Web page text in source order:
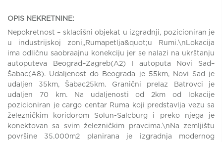
OPIS NEKRETNINE:
Nepokretnost – skladišni objekat u izgradnji, pozicioniran je
u industrijskoj zoni„Rumapetlja&quot;u Rumi.\nLokacija
ima odličnu saobraajnu konekciju jer se nalazi na ukrštanju
autoputeva Beograd–Zagreb(A2) I autoputa Novi Sad–
Šabac(A8). Udaljenost do Beograda je 55km, Novi Sad je
udaljen 35km, Šabac25km. Granični prelaz Batrovci je
udaljen 70 km. Na udaljenosti od 2km od lokacije
pozicioniran je cargo centar Ruma koji predstavlja vezu sa
železničkim koridorom Solun-Salcburg i preko njega je
konektovan sa svim železničkim pravcima.\nNa zemljištu
površine 35.000m2 planirana je izgradnja modernog